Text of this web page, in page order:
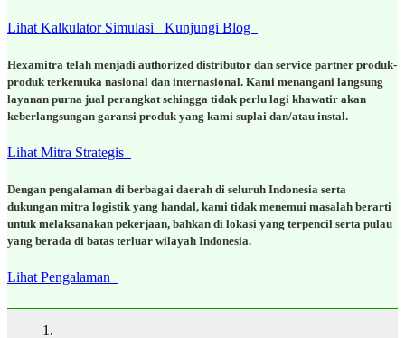
Lihat Kalkulator Simulasi Kunjungi Blog
Hexamitra telah menjadi authorized distributor dan service partner produk-
produk terkemuka nasional dan internasional. Kami menangani langsung
layanan purna jual perangkat sehingga tidak perlu lagi khawatir akan
keberlangsungan garansi produk yang kami suplai dan/atau instal.
Lihat Mitra Strategis
Dengan pengalaman di berbagai daerah di seluruh Indonesia serta
dukungan mitra logistik yang handal, kami tidak menemui masalah berarti
untuk melaksanakan pekerjaan, bahkan di lokasi yang terpencil serta pulau
yang berada di batas terluar wilayah Indonesia.
Lihat Pengalaman